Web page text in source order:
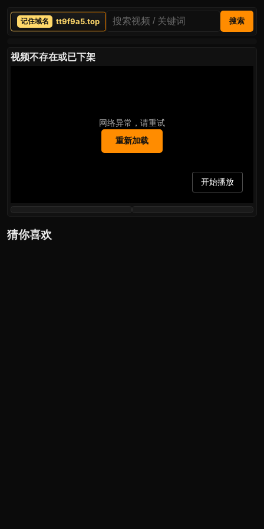
tt9f9a5.top 搜索
视频不存在或已下架
网络异常，请重试
重新加载
开始播放
猜你喜欢